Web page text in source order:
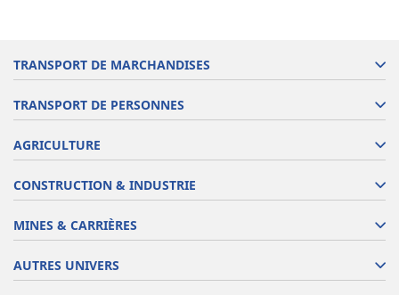
TRANSPORT DE MARCHANDISES
TRANSPORT DE PERSONNES
AGRICULTURE
CONSTRUCTION & INDUSTRIE
MINES & CARRIÈRES
AUTRES UNIVERS